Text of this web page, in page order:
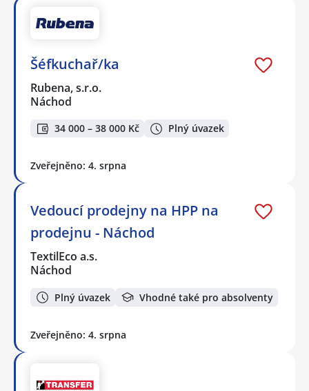
Šéfkuchař/ka
Rubena, s.r.o.
Náchod
34 000 – 38 000 Kč Plný úvazek
Zveřejněno: 4. srpna
Vedoucí prodejny na HPP na
prodejnu - Náchod
TextilEco a.s.
Náchod
Plný úvazek Vhodné také pro absolventy
Zveřejněno: 4. srpna